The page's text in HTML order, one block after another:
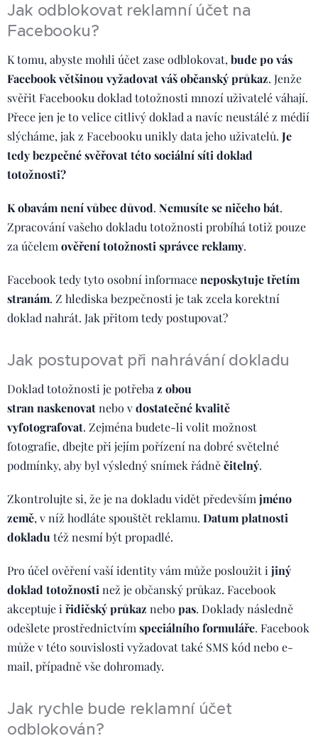
Jak odblokovat reklamní účet na
Facebooku?
K tomu, abyste mohli účet zase odblokovat, bude po vás
Facebook většinou vyžadovat váš občanský průkaz. Jenže
svěřit Facebooku doklad totožnosti mnozí uživatelé váhají.
Přece jen je to velice citlivý doklad a navíc neustálé z médií
slýcháme, jak z Facebooku unikly data jeho uživatelů. Je
tedy bezpečné svěřovat této sociální síti doklad
totožnosti?
K obavám není vůbec důvod. Nemusíte se ničeho bát.
Zpracování vašeho dokladu totožnosti probíhá totiž pouze
za účelem ověření totožnosti správce reklamy.
Facebook tedy tyto osobní informaceneposkytuje třetím
stranám. Z hlediska bezpečnosti je tak zcela korektní
doklad nahrát. Jak přitom tedy postupovat?
Jak postupovat při nahrávání dokladu
Doklad totožnosti je potřeba z obou
stran naskenovatnebo vdostatečné kvalitě
vyfotografovat. Zejména budete-li volit možnost
fotografie, dbejte při jejím pořízení na dobré světelné
podmínky, aby byl výsledný snímek řádněčitelný.
Zkontrolujte si, že je na dokladu vidět především jméno
země, v níž hodláte spouštět reklamu. Datum platnosti
dokladu též nesmí být propadlé.
Pro účel ověření vaší identity vám může posloužit i jiný
doklad totožnosti než je občanský průkaz. Facebook
akceptuje i řidičský průkaz nebo pas. Doklady následně
odešlete prostřednictvím speciálního formuláře. Facebook
může v této souvislosti vyžadovat také SMS kód nebo e-
mail, případně vše dohromady.
Jak rychle bude reklamní účet
odblokován?